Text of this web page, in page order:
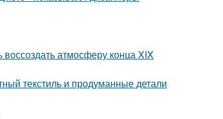
атмосферу конца XIX
текстиль и продуманные детали